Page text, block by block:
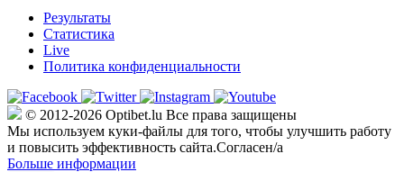
Результаты
Статистика
Live
Политика конфиденциальности
© 2012-2026 Optibet.lu Все права защищены
Мы используем куки-файлы для того, чтобы улучшить работу
и повысить эффективность сайта.Согласен/а
Больше информации